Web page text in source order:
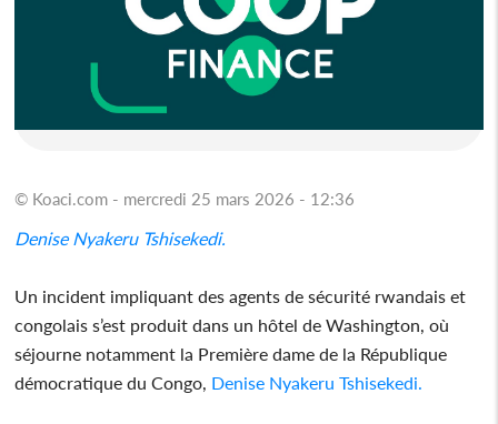
© Koaci.com - mercredi 25 mars 2026 - 12:36
Denise Nyakeru Tshisekedi.
Un incident impliquant des agents de sécurité rwandais et
congolais s’est produit dans un hôtel de Washington, où
séjourne notamment la Première dame de la République
démocratique du Congo, Denise Nyakeru Tshisekedi.